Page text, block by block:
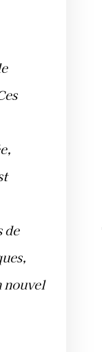
de
nouvel